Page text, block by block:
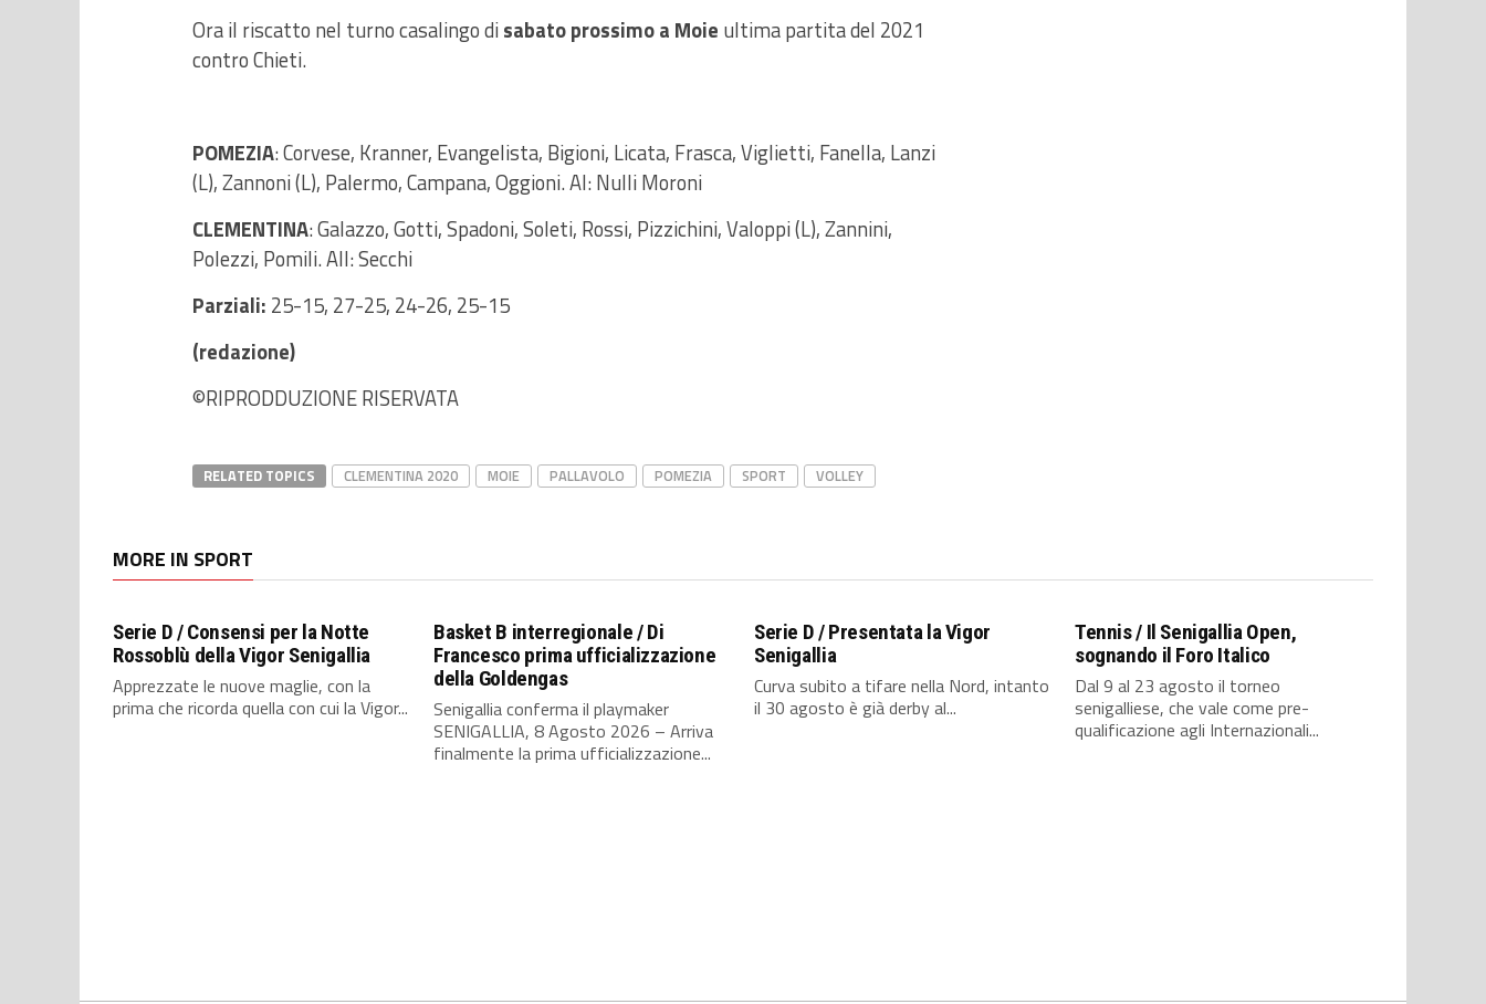
Ora il riscatto nel turno casalingo disabato prossimo a Moie ultima partita del 2021
contro Chieti.
POMEZIA: Corvese, Kranner, Evangelista, Bigioni, Licata, Frasca, Viglietti, Fanella, Lanzi
(L), Zannoni (L), Palermo, Campana, Oggioni. Al: Nulli Moroni
CLEMENTINA: Galazzo, Gotti, Spadoni, Soleti, Rossi, Pizzichini, Valoppi (L), Zannini,
Polezzi, Pomili. All: Secchi
Parziali: 25-15, 27-25, 24-26, 25-15
(redazione)
©RIPRODDUZIONE RISERVATA
RELATED TOPICS CLEMENTINA 2020 MOIE PALLAVOLO POMEZIA SPORT VOLLEY
MORE IN SPORT
Serie D / Consensi per la Notte
Rossoblù della Vigor Senigallia
Apprezzate le nuove maglie, con la
prima che ricorda quella con cui la Vigor...
Basket B interregionale / Di
Francesco prima ufficializzazione
della Goldengas
Senigallia conferma il playmaker
SENIGALLIA, 8 Agosto 2026 – Arriva
finalmente la prima ufficializzazione...
Serie D / Presentata la Vigor
Senigallia
Curva subito a tifare nella Nord, intanto
il 30 agosto è già derby al...
Tennis / Il Senigallia Open,
sognando il Foro Italico
Dal 9 al 23 agosto il torneo
senigalliese, che vale come pre-
qualificazione agli Internazionali...